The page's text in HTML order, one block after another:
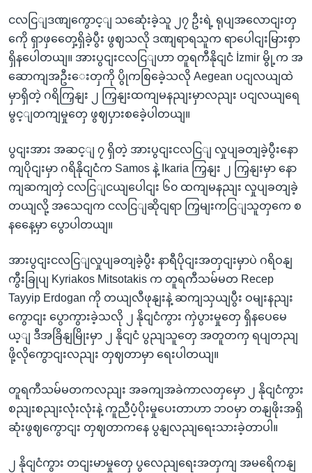
ငလငြျဒဏျကွောင့ျ သဆေုံးခဲ့သူ ၂၇ ဦးရဲ့ ရုပျအလောငျးတှ
ကေို ရှာဖှတှေေ့ရှိခဲ့ပွီး ဖွဈသလို ဒဏျရာရသူက ရာပေါငျးမြားစှာ
ရှိနပေါတယျ။ အားပွငျးငလငြျဟာ တူရကီနိုငျငံ İzmir မွို့က အ
ဆောကျအဦးေးတှကို ပွိုကစြခေဲ့သလို Aegean ပငျလယျထဲ
မှာရှိတဲ့ ဂရိကြှနျး ၂ ကြှနျးထကျမနညျးမှာလညျး ပငျလယျရေ
မွင့ျတကျမှုတှေ ဖွဈပှားစခေဲ့ပါတယျ။
ပွငျးအား အဆင့ျ ၇ ရှိတဲ့ အားပွငျးငလငြျ လှုပျခတျခဲ့ပွီးနော
ကျပိုငျးမှာ ဂရိနိုငျငံက Samos နဲ့ Ikaria ကြှနျး ၂ ကြှနျးမှာ နော
ကျဆကျတှဲ ငလငြျငယျပေါငျး ၆၀ ထကျမနညျး လှုပျခတျခဲ့
တယျလို့ အသေငျက ငလငြျဆိုငျရာ ကြှမျးကငြျသူတှကေ စ
နနေေ့မှာ ပွောပါတယျ။
အားပွငျးငလငြျလှုပျခတျခဲ့ပွီး နာရီပိုငျးအတှငျးမှာပဲ ဂရိဝနျ
ကွီးခြုပျ Kyriakos Mitsotakis က တူရကီသမ်မတ Recep
Tayyip Erdogan ကို တယျလီဖုနျးနဲ့ ဆကျသှယျပွီး ဝမျးနညျး
ကွောငျး ပွောကွားခဲ့သလို ၂ နိုငျငံကွား ကှဲပွားမှုတှေ ရှိနပေမေ
ယ့ျ ဒီအခြိနျမြိုးမှာ ၂ နိုငျငံ ပွညျသူတှေ အတူတကှ ရပျတညျ
ဖို့လိုကွောငျးလညျး တှဈတာမှာ ရေးပါတယျ။
တူရကီသမ်မတကလညျး အခကျအခဲကာလတှမှော ၂ နိုငျငံကွား
စညျးစညျးလုံးလုံးနဲ့ ကူညီပံ့ပိုးမှုပေးတာဟာ ဘဝမှာ တနျဖိုးအရှိ
ဆုံးဖွဈကွောငျး တှဈတာကနေ ပွနျလညျရေးသားခဲ့တာပါ။
၂ နိုငျငံကွား တငျးမာမှုတှေ ပွလေညျရေးအတှကျ အမရေိကနျ